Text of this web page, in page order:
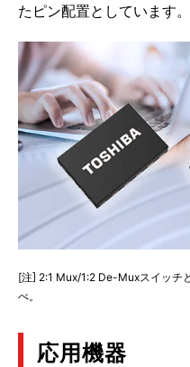
たピン配置としています。
[注] 2:1 Mux/1:2 De-Muxスイッチ
べ。
応用機器